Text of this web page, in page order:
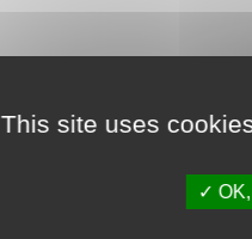
This site uses
OK,